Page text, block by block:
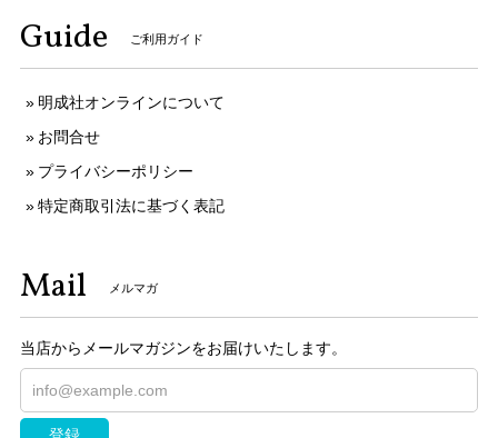
Guide ご利用ガイド
明成社オンラインについて
お問合せ
プライバシーポリシー
特定商取引法に基づく表記
Mail メルマガ
当店からメールマガジンをお届けいたします。
登録